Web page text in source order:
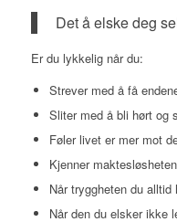
Det å elske deg
Er du lykkelig når du:
Strever med å få
Sliter med å bli hørt og
Føler livet er mer mot
Kjenner
Når tryggheten du
Når den du elsker ikke